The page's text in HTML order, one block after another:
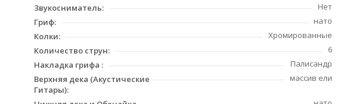
Звукосниматель:
Нет
Гриф:
нато
Колки:
Хромированные
Количество струн:
6
Накладка грифа :
Палисандр
Верхняя дека (Акустические
Гитары):
массив ели